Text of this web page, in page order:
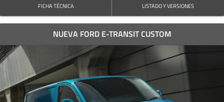
FICHA TÉCNICA LISTADO Y VERSIONES
NUEVA FORD E-TRANSIT CUSTOM